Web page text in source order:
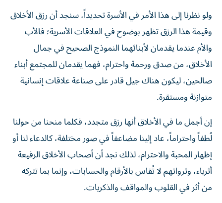
ولو نظرنا إلى هذا الأمر في الأسرة تحديداً، سنجد أن رزق الأخلاق
وقيمة هذا الرزق تظهر بوضوح في العلاقات الأسرية؛ فالأب
والأم عندما يقدمان لأبنائهما النموذج الصحيح في جمال
الأخلاق، من صدق ورحمة واحترام، فهما يقدمان للمجتمع أبناء
صالحين، ليكون هناك جيل قادر على صناعة علاقات إنسانية
متوازنة ومستقرة.
إن أجمل ما في الأخلاق أنها رزق متجدد، فكلما منحنا من حولنا
لُطفاً واحتراماً، عاد إلينا مضاعفاً في صور مختلفة، كالدعاء لنا أو
إظهار المحبة والاحترام، لذلك نجد أن أصحاب الأخلاق الرفيعة
أثرياء، وثرواتهم لا تُقاس بالأرقام والحسابات، وإنما بما تتركه
من أثر في القلوب والمواقف والذكريات.